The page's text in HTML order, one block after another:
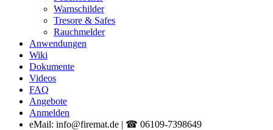
Warnschilder
Tresore & Safes
Rauchmelder
Anwendungen
Wiki
Dokumente
Videos
FAQ
Angebote
Anmelden
eMail: info@firemat.de | ☎ 06109-7398649